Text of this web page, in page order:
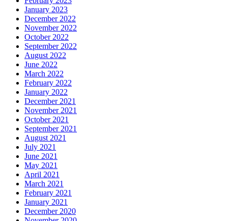
January 2023
December 2022
November 2022
October 2022
September 2022
August 2022
June 2022
March 2022
February 2022
January 2022
December 2021
November 2021
October 2021
September 2021
August 2021
July 2021
June 2021
May 2021
April 2021
March 2021
February 2021
January 2021
December 2020